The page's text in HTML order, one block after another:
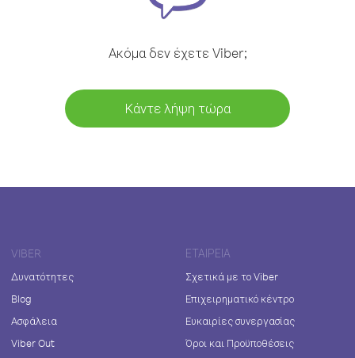
Ακόμα δεν έχετε Viber;
Κάντε λήψη τώρα
VIBER
Δυνατότητες
Blog
Ασφάλεια
Viber Out
ΕΤΑΙΡΕΊΑ
Σχετικά με το Viber
Επιχειρηματικό κέντρο
Ευκαιρίες συνεργασίας
Όροι και Προϋποθέσεις